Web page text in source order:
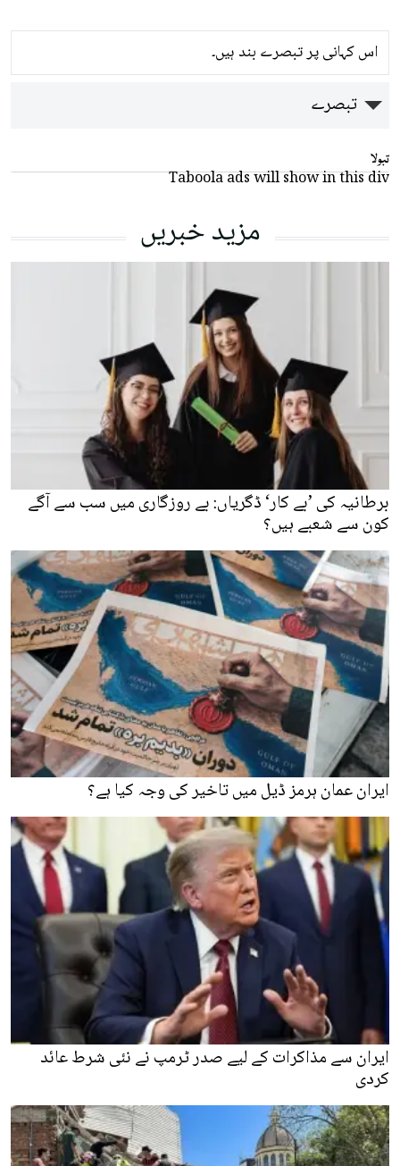
اس کہانی پر تبصرے بند ہیں۔
تبصرے
تبولا
Taboola ads will show in this div
مزید خبریں
برطانیہ کی ’بے کار‘ ڈگریاں: بے روزگاری میں سب سے آگے
کون سے شعبے ہیں؟
ایران عمان ہرمز ڈیل میں تاخیر کی وجہ کیا ہے؟
ایران سے مذاکرات کے لیے صدر ٹرمپ نے نئی شرط عائد
کردی